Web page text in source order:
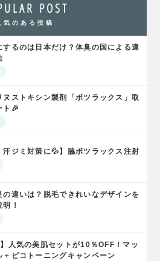
POST
気のある投稿
するのは日本だけ？体臭の国による違
ヌストキシン製剤「ボツラックス」取
ト🎉
汗ジミ対策に💦】脇ボツラックス注射
の違いは？脱毛できれいなデザインを
！
】人気の美肌セットが10％OFF！マッ
＋ピコトーニングキャンペーン